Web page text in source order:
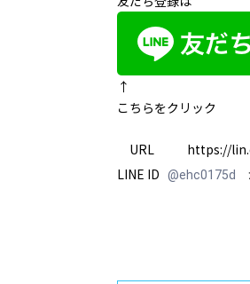
↑
こちらをクリック
URL https://
LINE ID
@ehc0175d